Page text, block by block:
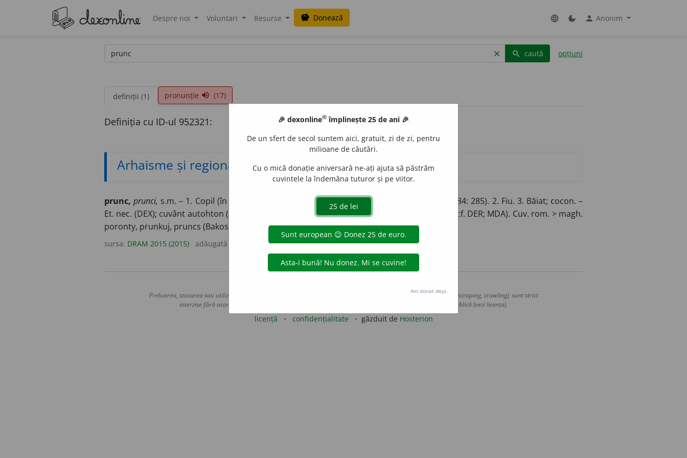
Despre noi Voluntari Resurse savings Donează language dark_mode person Anonim
clear search caută opțiuni
definiții (1) pronunție volume_up (17)
Definiția cu ID-ul 952321:
Arhaisme și regionalisme
prunc, prunci, s.m. – 1. Copil (în general). Termen specific subdialectului crișean (Tratat, 1984: 285). 2. Fiu. 3. Băiat; cocon. –
Et. nec. (DEX); cuvânt autohton (Russu, 1981); lat.
puerunculus„copilaș” (Pușcariu, Drăganu, cf. DER; MDA). Cuv. rom. > magh.
poronty, prunkuj, pruncs (Bakos, 1982).
sursa: DRAM 2015 (2015) adăugată de raduborza acțiuni
Preluarea, stocarea sau utilizarea datelor de pe acest site, inclusiv prin orice metode de extragere automată (web scraping, crawling), sunt strict
interzise fără acordul nostru prealabil scris, cu excepția seturilor de date oferite oficial spre utilizare publică (vezi licența).
licență confidențialitate găzduit de Hosterion
🎉 dexonline® împlinește 25 de ani 🎉
De un sfert de secol suntem aici, gratuit, zi de zi, pentru
milioane de căutări.
Cu o mică donație aniversară ne-ați ajuta să păstrăm
cuvintele la îndemâna tuturor și pe viitor.
Am donat deja.